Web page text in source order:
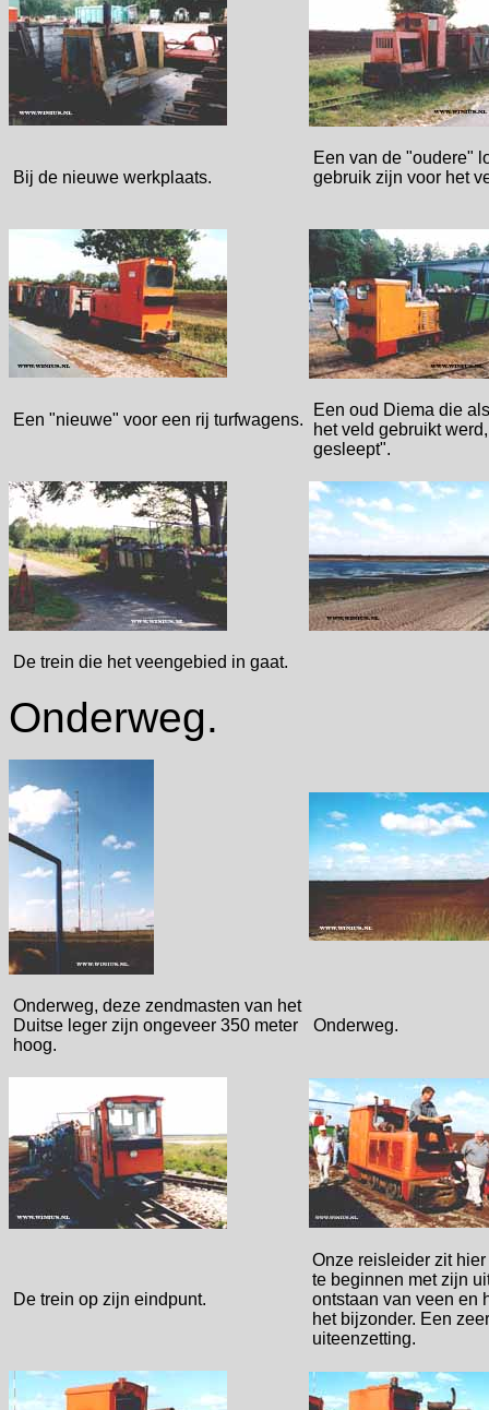
Bij de nieuwe werkplaats.
Een van de "oudere"
gebruik zijn voor het
Een "nieuwe" voor een rij turfwagens.
Een oud Diema die
het veld gebruikt
gesleept".
De trein die het veengebied in gaat.
Onderweg.
Onderweg, deze zendmasten van het
Duitse leger zijn ongeveer 350 meter
hoog.
Onderweg.
De trein op zijn eindpunt.
Onze reisleider zit
te beginnen met zijn
ontstaan van veen en
het bijzonder. Een
uiteenzetting.